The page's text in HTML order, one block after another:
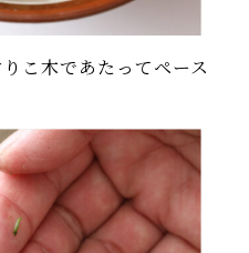
こ木であたってペース